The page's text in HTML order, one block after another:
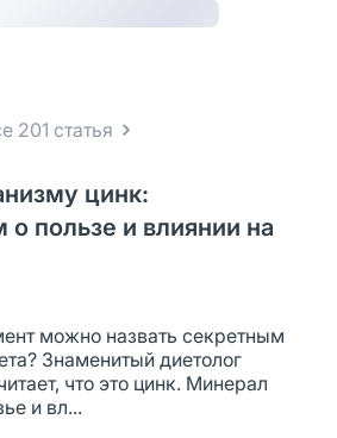
201 статья
цинк:
о пользе и влиянии на
можно назвать секретным
Знаменитый диетолог
что это цинк. Минерал
и вл...